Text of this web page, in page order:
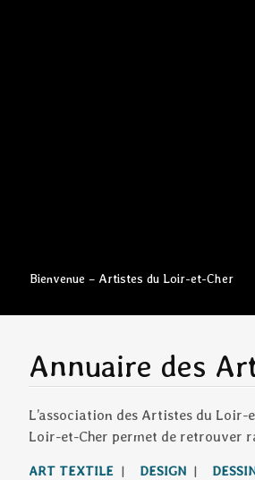
Aller
contenu
Bienvenue – Artistes du Loir-et-Cher
Annuaire des
L’association des Artistes du
Loir-et-Cher permet de retrouver
ART TEXTILE | DESIGN |